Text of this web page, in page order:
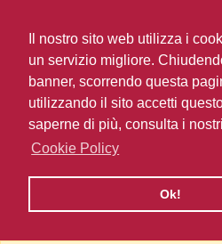
Il nostro sito web utilizza i
un servizio migliore.
banner, scorrendo questa
utilizzando il sito accetti
saperne di più, consulta i nostri
Cookie Policy
Ok!